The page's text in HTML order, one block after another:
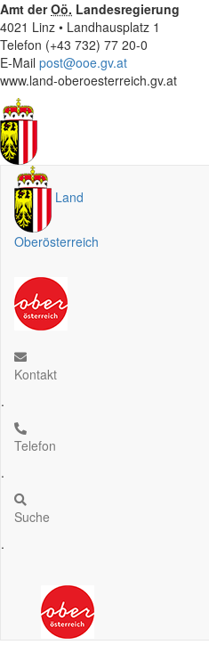
Amt derOö. Landesregierung
4021 Linz • Landhausplatz 1
Telefon (+43 732) 77 20-0
E-Mail post@ooe.gv.at
www.land-oberoesterreich.gv.at
Land
Oberösterreich
Kontakt
.
Telefon
.
Suche
.